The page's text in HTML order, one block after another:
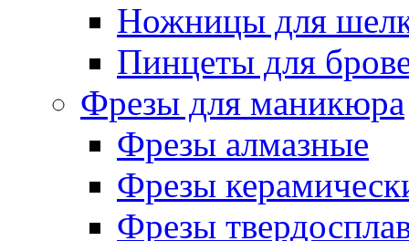
Ножницы для
Пинцеты для
Фрезы для маникюра
Фрезы алмазные
Фрезы
Фрезы